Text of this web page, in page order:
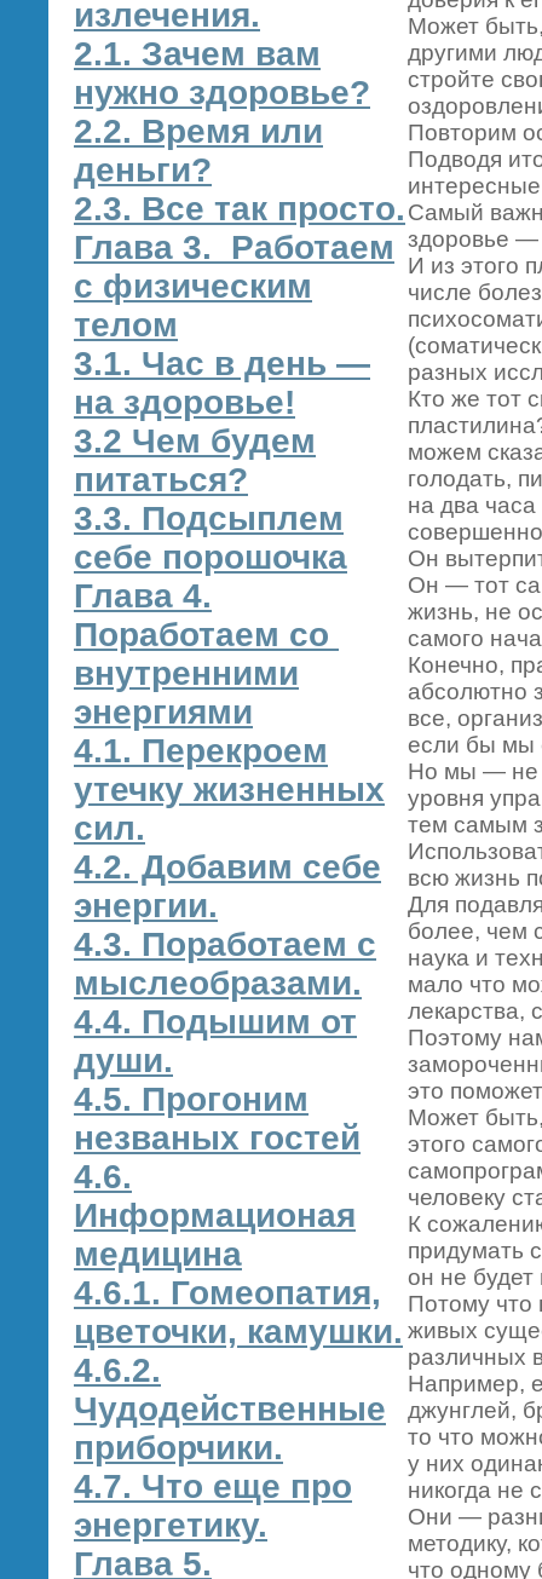
излечения.
2.1. Зачем вам
нужно здоровье?
2.2. Время или
деньги?
2.3. Все так просто.
Глава 3. Работаем
с физическим
телом
3.1. Час в день —
на здоровье!
3.2 Чем будем
питаться?
3.3. Подсыплем
себе порошочка
Глава 4.
Поработаем со
внутренними
энергиями
4.1. Перекроем
утечку жизненных
сил.
4.2. Добавим себе
энергии.
4.3. Поработаем с
мыслеобразами.
4.4. Подышим от
души.
4.5. Прогоним
незваных гостей
4.6.
Информационая
медицина
4.6.1. Гомеопатия,
цветочки, камушки.
4.6.2.
Чудодейственные
приборчики.
4.7. Что еще про
энергетику.
Глава 5.
Может быть,
другими
стройте
Повторим
Подводя
Самый
здоровье —
И из этого
числе
разных
Кто же тот
можем
голодать,
на два
Он
Он — тот
жизнь, не
самого
Конечно,
абсолютно
все,
если бы мы
Но мы — не
уровня
тем самым
всю жизнь
Для
более, чем
наука и
мало что
лекарства,
Поэтому
это
Может
этого
человеку
К
придумать
он не будет
Потому что
живых
различных
Например,
джунглей,
то что
у них
никогда не
Они —
методику,
что одному